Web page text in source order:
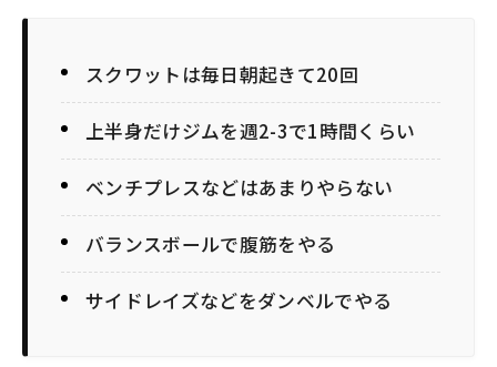
スクワットは毎日朝起きて20回
上半身だけジムを週2-3で1時間くらい
ベンチプレスなどはあまりやらない
バランスボールで腹筋をやる
サイドレイズなどをダンベルでやる